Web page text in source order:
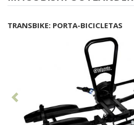
TRANSBIKE: PORTA-BICICLETAS